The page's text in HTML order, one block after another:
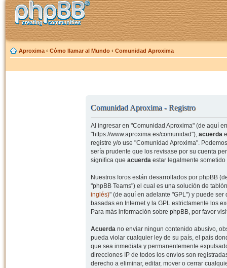
Aproxima ‹ Cómo llamar al Mundo ‹ Comunidad Aproxima
Comunidad Aproxima - Registro
Al ingresar en "Comunidad Aproxima" (de aquí
"https://www.aproxima.es/comunidad"), acuerda
registre y/o use "Comunidad Aproxima".
sería prudente que los revisase por su cuenta
significa que acuerdaestar legalmente sometido
Nuestros foros están desarrollados por phpBB
"phpBB Teams") el cual es una solución de
inglés)" (de aquí en adelante "GPL") y puede
basadas en Internet y la GPL estrictamente los
Para más información sobre phpBB, por favor
Acuerdano enviar ningun contenido abusivo,
pueda violar cualquier ley de su país, el país
que sea inmediata y permanentemente
direcciones IP de todos los envíos son
derecho a eliminar, editar, mover o cerrar